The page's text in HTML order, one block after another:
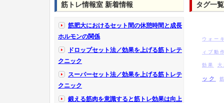
タグ一覧
ウォー
ィブ動
効果
ック
筋トレ情報室 新着情報
筋肥大におけるセット間の休憩時間と成長
ホルモンの関係
ドロップセット法／効果を上げる筋トレテ
クニック
スーパーセット法／効果を上げる筋トレテ
クニック
鍛える筋肉を意識すると筋トレ効果は向上